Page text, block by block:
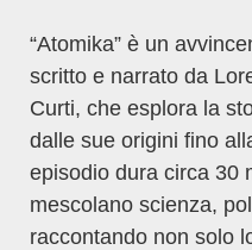
“Atomika” è un
scritto e narrato da
Curti, che esplora la
dalle sue origini fino
episodio dura circa 30
mescolano scienza,
raccontando non solo